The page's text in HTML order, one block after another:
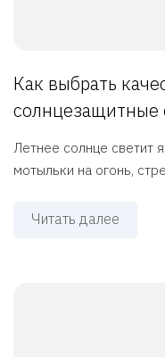
Как выбрать
солнцезащитные
Летнее солнце светит
мотыльки на огонь,
Читать далее